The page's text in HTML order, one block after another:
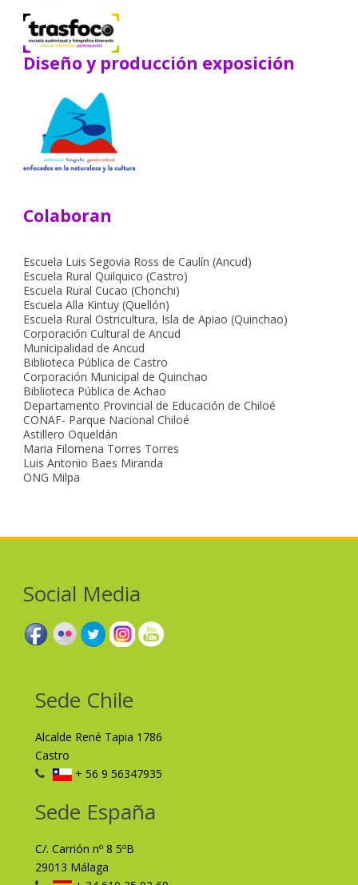
Diseño y producción exposición
Colaboran
Escuela Luis Segovia Ross de Caulín (Ancud)
Escuela Rural Quilquico (Castro)
Escuela Rural Cucao (Chonchi)
Escuela Alla Kintuy (Quellón)
Escuela Rural Ostricultura, Isla de Apiao (Quinchao)
Corporación Cultural de Ancud
Municipalidad de Ancud
Biblioteca Pública de Castro
Corporación Municipal de Quinchao
Biblioteca Pública de Achao
Departamento Provincial de Educación de Chiloé
CONAF- Parque Nacional Chiloé
Astillero Oqueldán
Maria Filomena Torres Torres
Luis Antonio Baes Miranda
ONG Milpa
Social Media
Sede Chile
Alcalde René Tapia 1786
Castro
+ 56 9 56347935
Sede España
C/. Carrión nº 8 5ºB
29013 Málaga